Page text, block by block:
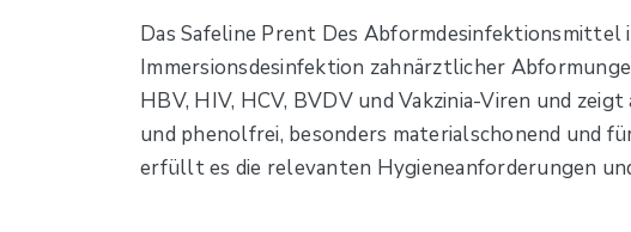
Das Safeline Prent Des
Immersionsdesinfektion zahnärztlicher
HBV, HIV, HCV, BVDV und Vakzinia-Viren und
und phenolfrei, besonders materialschonend und
erfüllt es die relevanten Hygieneanforderungen